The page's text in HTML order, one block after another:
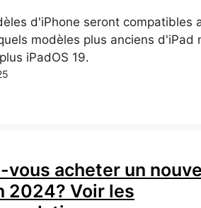
d'iPhone seront compatibles
modèles plus anciens d'iPad
iPadOS 19.
vous acheter un
2024? Voir les